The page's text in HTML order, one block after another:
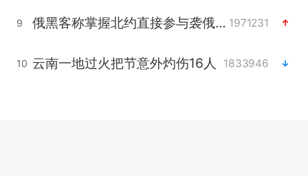
9 俄黑客称掌握北约直接参与袭俄证据 1971231
10 云南一地过火把节意外灼伤16人 1833946